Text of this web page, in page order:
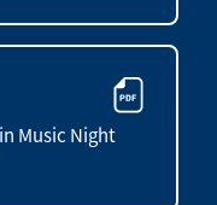
Music Night